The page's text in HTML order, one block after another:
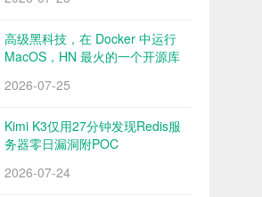
高级黑科技，在 Docker 中运行
MacOS，HN 最火的一个开源库
2026-07-25
Kimi K3仅用27分钟发现Redis服
务器零日漏洞附POC
2026-07-24